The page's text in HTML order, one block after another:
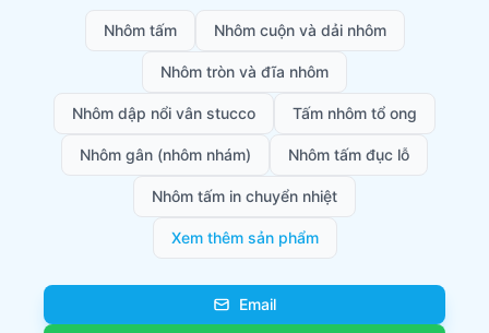
Nhôm tấm Nhôm cuộn và dải nhôm
Nhôm tròn và đĩa nhôm
Nhôm dập nổi vân stucco Tấm nhôm tổ ong
Nhôm gân (nhôm nhám) Nhôm tấm đục lỗ
Nhôm tấm in chuyển nhiệt
Xem thêm sản phẩm
Email